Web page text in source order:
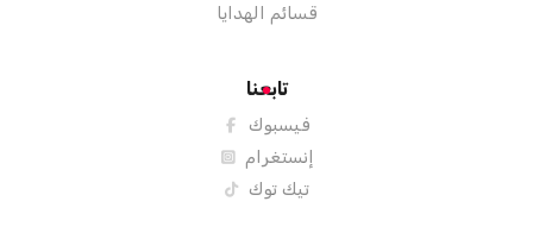
قسائم الهدايا
تابعنا
فيسبوك
إنستغرام
تيك توك